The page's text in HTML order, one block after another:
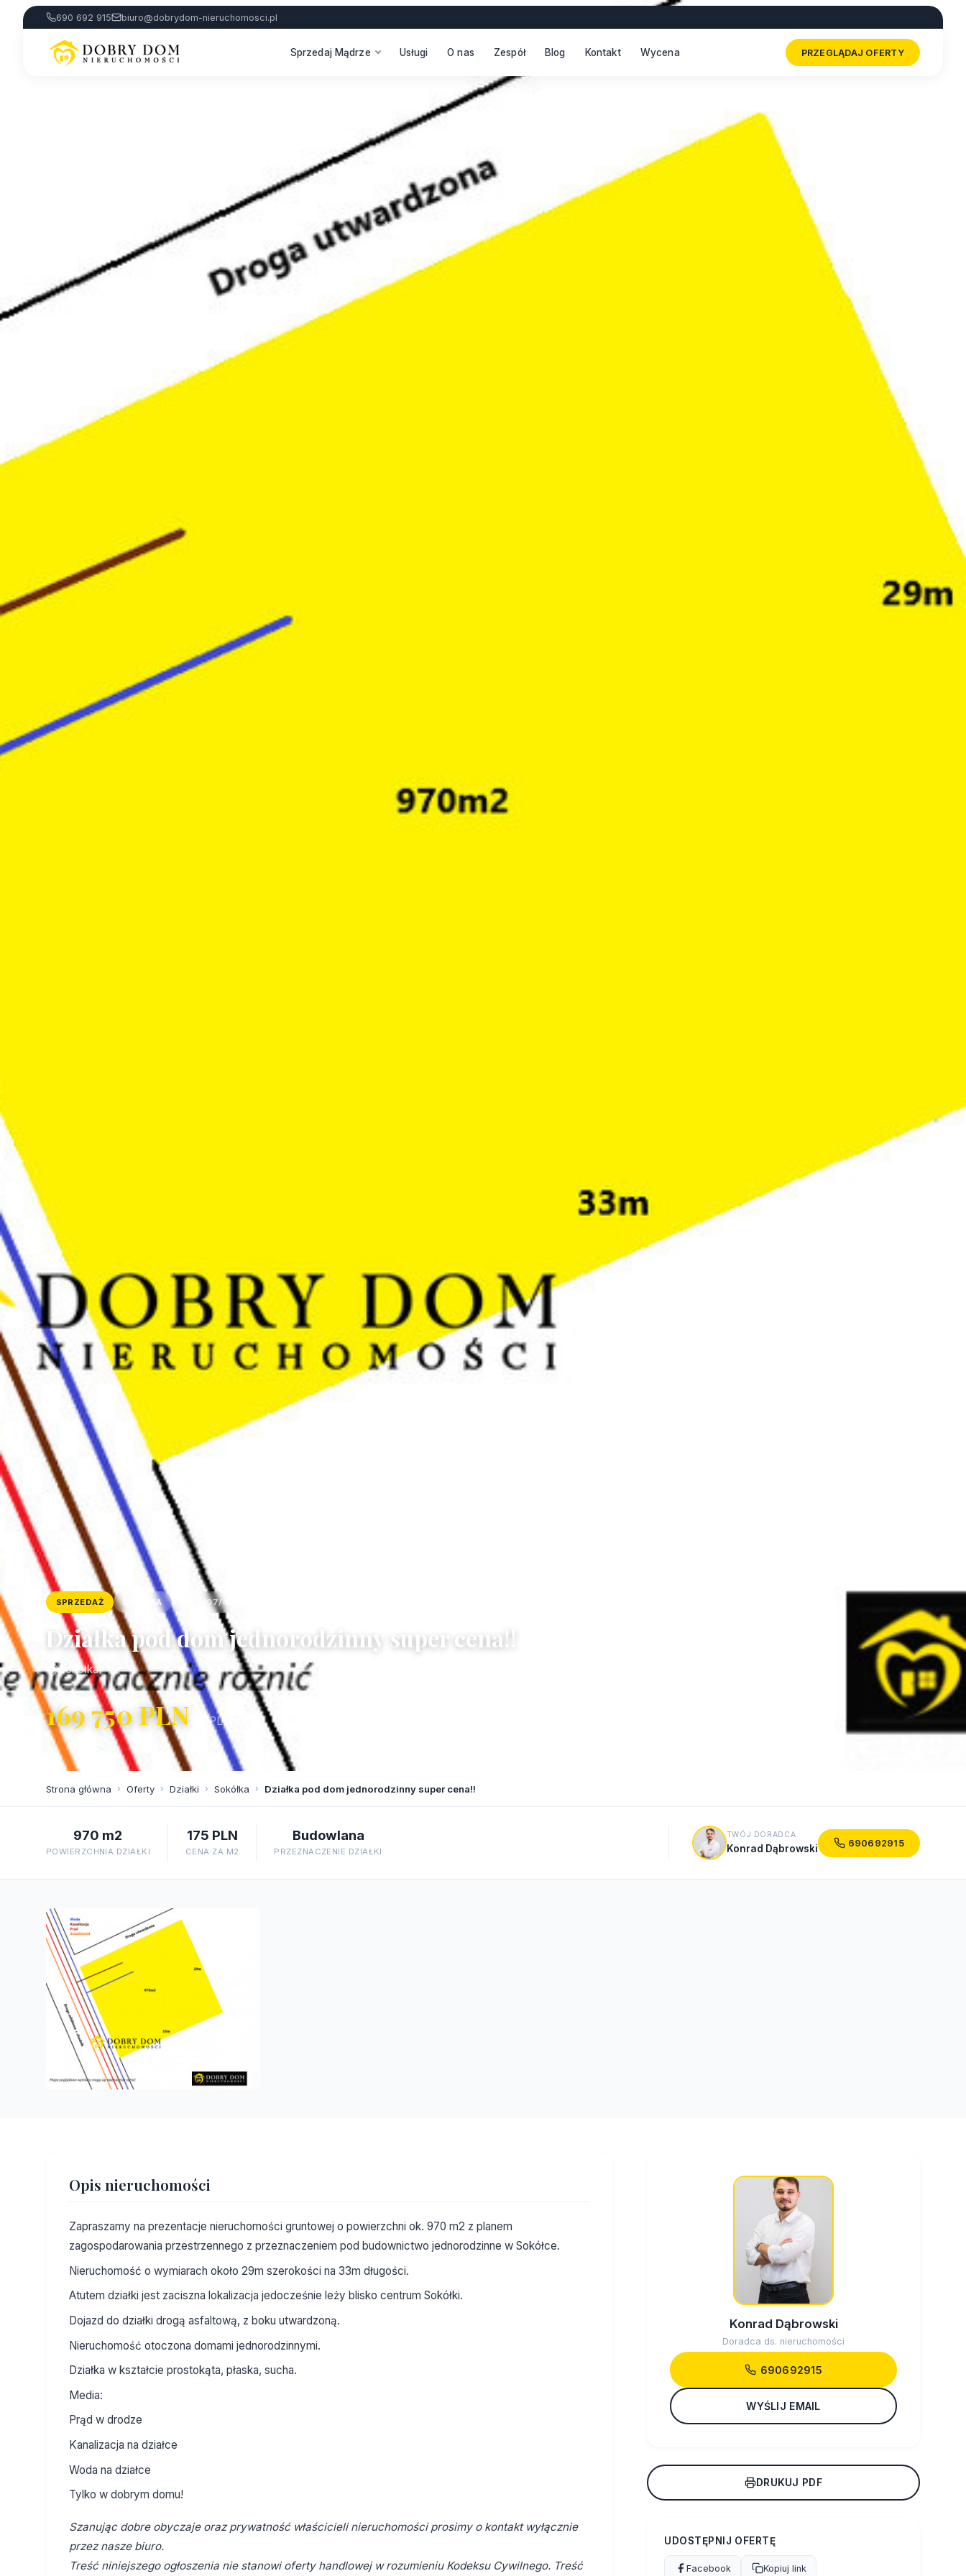
690 692 915 biuro@dobrydom-nieruchomosci.pl
Sprzedaj Mądrze Usługi O nas Zespół Blog Kontakt Wycena PRZEGLĄDAJ OFERTY
SPRZEDAŻ DZIAŁKA ID: 8107/4300/OGS
Działka pod dom jednorodzinny super cena!!
Sokółka
169 750 PLN 175 PLN/m²
Strona główna › Oferty › Działki › Sokółka › Działka pod dom jednorodzinny super cena!!
970 m2
POWIERZCHNIA DZIAŁKI
175 PLN
CENA ZA M2
Budowlana
PRZEZNACZENIE DZIAŁKI
TWÓJ DORADCA
Konrad Dąbrowski 690692915
Opis nieruchomości
Zapraszamy na prezentacje nieruchomości gruntowej o powierzchni ok. 970 m2 z planem
zagospodarowania przestrzennego z przeznaczeniem pod budownictwo jednorodzinne w Sokółce.
Nieruchomość o wymiarach około 29m szerokości na 33m długości.
Atutem działki jest zaciszna lokalizacja jedocześnie leży blisko centrum Sokółki.
Dojazd do działki drogą asfaltową, z boku utwardzoną.
Nieruchomość otoczona domami jednorodzinnymi.
Działka w kształcie prostokąta, płaska, sucha.
Media:
Prąd w drodze
Kanalizacja na działce
Woda na działce
Tylko w dobrym domu!
Szanując dobre obyczaje oraz prywatność właścicieli nieruchomości prosimy o kontakt wyłącznie
przez nasze biuro.
Treść niniejszego ogłoszenia nie stanowi oferty handlowej w rozumieniu Kodeksu Cywilnego. Treść
Konrad Dąbrowski
Doradca ds. nieruchomości
690692915
WYŚLIJ EMAIL
DRUKUJ PDF
UDOSTĘPNIJ OFERTĘ
Facebook Kopiuj link